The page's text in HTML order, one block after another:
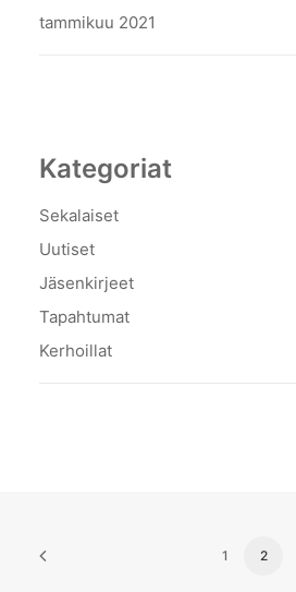
tammikuu 2021
Kategoriat
Sekalaiset
Uutiset
Jäsenkirjeet
Tapahtumat
Kerhoillat
1 2